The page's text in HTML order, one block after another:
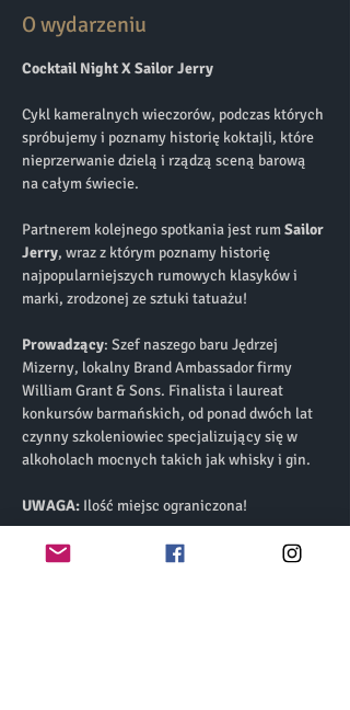
O wydarzeniu
Cocktail Night X Sailor Jerry
Cykl kameralnych wieczorów, podczas których
spróbujemy i poznamy historię koktajli, które
nieprzerwanie dzielą i rządzą sceną barową
na całym świecie.
Partnerem kolejnego spotkania jest rum Sailor
Jerry, wraz z którym poznamy historię
najpopularniejszych rumowych klasyków i
marki, zrodzonej ze sztuki tatuażu!
Prowadzący: Szef naszego baru Jędrzej
Mizerny, lokalny Brand Ambassador firmy
William Grant & Sons. Finalista i laureat
konkursów barmańskich, od ponad dwóch lat
czynny szkoleniowiec specjalizujący się w
alkoholach mocnych takich jak whisky i gin.
UWAGA: Ilość miejsc ograniczona!
Koszt biletu : 120zł (w cenie biletu set